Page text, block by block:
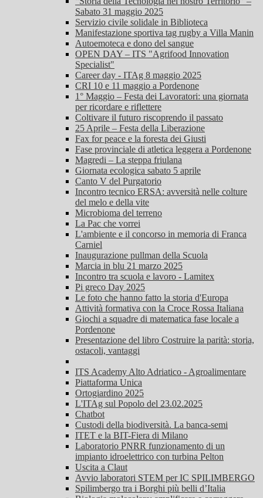
Sabato 31 maggio 2025
Servizio civile solidale in Biblioteca
Manifestazione sportiva tag rugby a Villa Manin
Autoemoteca e dono del sangue
OPEN DAY – ITS "Agrifood Innovation
Specialist"
Career day - ITAg 8 maggio 2025
CRI 10 e 11 maggio a Pordenone
1° Maggio – Festa dei Lavoratori: una giornata
per ricordare e riflettere
Coltivare il futuro riscoprendo il passato
25 Aprile – Festa della Liberazione
Fax for peace e la foresta dei Giusti
Fase provinciale di atletica leggera a Pordenone
Magredi – La steppa friulana
Giornata ecologica sabato 5 aprile
Canto V del Purgatorio
Incontro tecnico ERSA: avversità nelle colture
del melo e della vite
Microbioma del terreno
La Pac che vorrei
L'ambiente e il concorso in memoria di Franca
Carniel
Inaugurazione pullman della Scuola
Marcia in blu 21 marzo 2025
Incontro tra scuola e lavoro - Lamitex
Pi greco Day 2025
Le foto che hanno fatto la storia d'Europa
Attività formativa con la Croce Rossa Italiana
Giochi a squadre di matematica fase locale a
Pordenone
Presentazione del libro Costruire la parità: storia,
ostacoli, vantaggi
ITS Academy Alto Adriatico - Agroalimentare
Piattaforma Unica
Ortogiardino 2025
L'ITAg sul Popolo del 23.02.2025
Chatbot
Custodi della biodiversità. La banca-semi
ITET e la BIT-Fiera di Milano
Laboratorio PNRR funzionamento di un
impianto idroelettrico con turbina Pelton
Uscita a Claut
Avvio laboratori STEM per IC SPILIMBERGO
Spilimbergo tra i Borghi più belli d’Italia